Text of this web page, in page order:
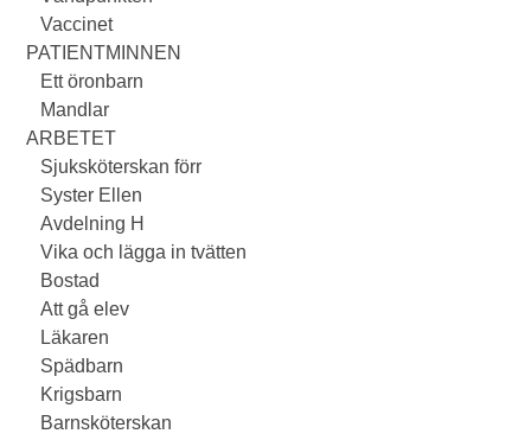
Vaccinet
PATIENTMINNEN
Ett öronbarn
Mandlar
ARBETET
Sjuksköterskan förr
Syster Ellen
Avdelning H
Vika och lägga in tvätten
Bostad
Att gå elev
Läkaren
Spädbarn
Krigsbarn
Barnsköterskan